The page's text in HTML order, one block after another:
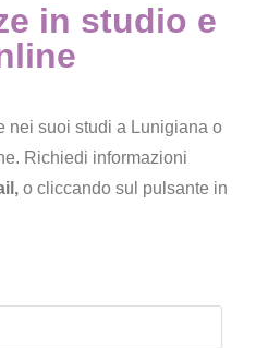
in studio e
nei suoi studi a Lunigiana o
Richiedi informazioni
o cliccando sul pulsante in